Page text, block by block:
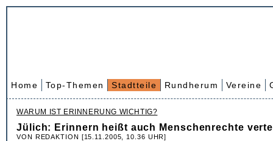
Home Top-Themen Stadtteile Rundherum Vereine
WARUM IST ERINNERUNG WICHTIG?
Jülich: Erinnern heißt auch Menschenrechte
VON REDAKTION [15.11.2005, 10.36 UHR]